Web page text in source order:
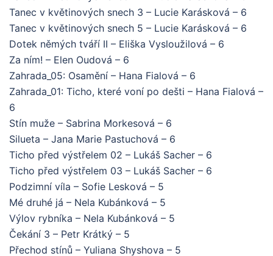
Tanec v květinových snech 3 – Lucie Karásková – 6
Tanec v květinových snech 5 – Lucie Karásková – 6
Dotek němých tváří II – Eliška Vysloužilová – 6
Za ním! – Elen Oudová – 6
Zahrada_05: Osamění – Hana Fialová – 6
Zahrada_01: Ticho, které voní po dešti – Hana Fialová –
6
Stín muže – Sabrina Morkesová – 6
Silueta – Jana Marie Pastuchová – 6
Ticho před výstřelem 02 – Lukáš Sacher – 6
Ticho před výstřelem 03 – Lukáš Sacher – 6
Podzimní víla – Sofie Lesková – 5
Mé druhé já – Nela Kubánková – 5
Výlov rybníka – Nela Kubánková – 5
Čekání 3 – Petr Krátký – 5
Přechod stínů – Yuliana Shyshova – 5